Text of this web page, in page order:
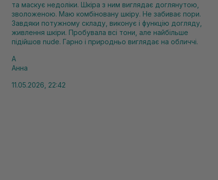
та маскує недоліки. Шкіра з ним виглядає доглянутою,
зволоженою. Маю комбіновану шкіру. Не забиває пори.
Завдяки потужному складу, виконує і функцію догляду,
живлення шкіри. Пробувала всі тони, але найбільше
підійшов nude. Гарно і природньо виглядає на обличчі.
А
Анна
11.05.2026, 22:42